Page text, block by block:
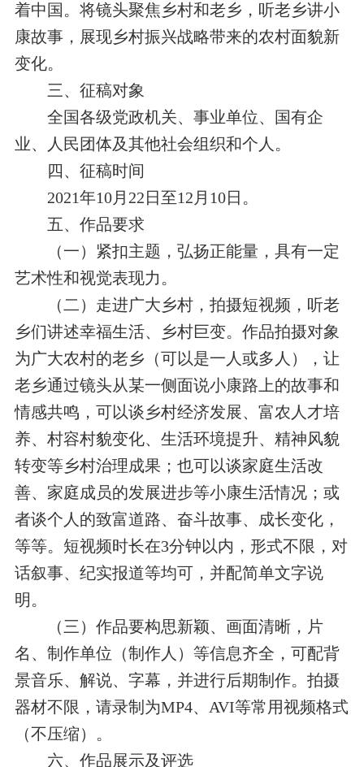
着中国。将镜头聚焦乡村和老乡，听老乡讲小
康故事，展现乡村振兴战略带来的农村面貌新
变化。
三、征稿对象
全国各级党政机关、事业单位、国有企
业、人民团体及其他社会组织和个人。
四、征稿时间
2021年10月 22 日至12 月 10日。
五、作品要求
（一）紧扣主题，弘扬正能量，具有一定
艺术性和视觉表现力。
（二）走进广大乡村，拍摄短视频，听老
乡们讲述幸福生活、乡村巨变。作品拍摄对象
为广大农村的老乡（可以是一 人或多 人 ），让
老乡通过镜头从某一侧面说小康路上的故事和
情感共鸣，可以谈乡村经济发展、 富农人才培
养、 村容村貌变化、生活环境提升、精神风貌
转变等乡村治理成果；也可以谈家庭生活改
善、家庭成员的发展进步等小康生活情况；或
者谈个人的致富道路、奋斗故事、成长变化，
等等。短视频时长在3分钟以内，形式不限，对
话叙事、纪实报道等均可，并配简单文字说
明。
（三）作品要构思新颖、画面清晰，片
名、制作单位（制作人）等信息齐全，可配背
景音乐、解说、字幕，并进行后期制作。拍摄
器材不限，请录制为MP4、 AVI等常用视频格式
（不压缩）。
六、作品展示及评选